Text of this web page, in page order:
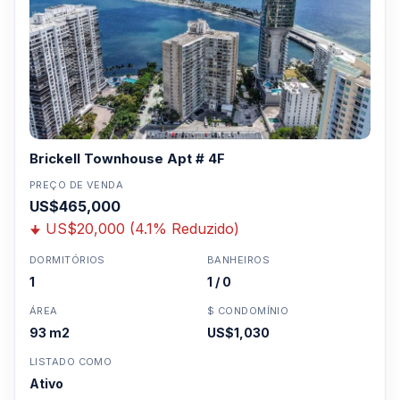
Brickell Townhouse Apt # 4F
PREÇO DE VENDA
US$465,000
US$20,000 (4.1% Reduzido)
DORMITÓRIOS
1
BANHEIROS
1 / 0
ÁREA
93 m2
$ CONDOMÍNIO
US$1,030
LISTADO COMO
Ativo